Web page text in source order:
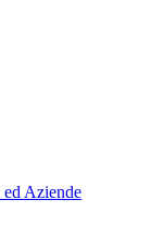
Aziende